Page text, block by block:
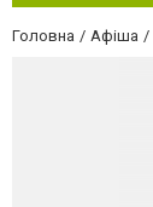
Головна Афіша